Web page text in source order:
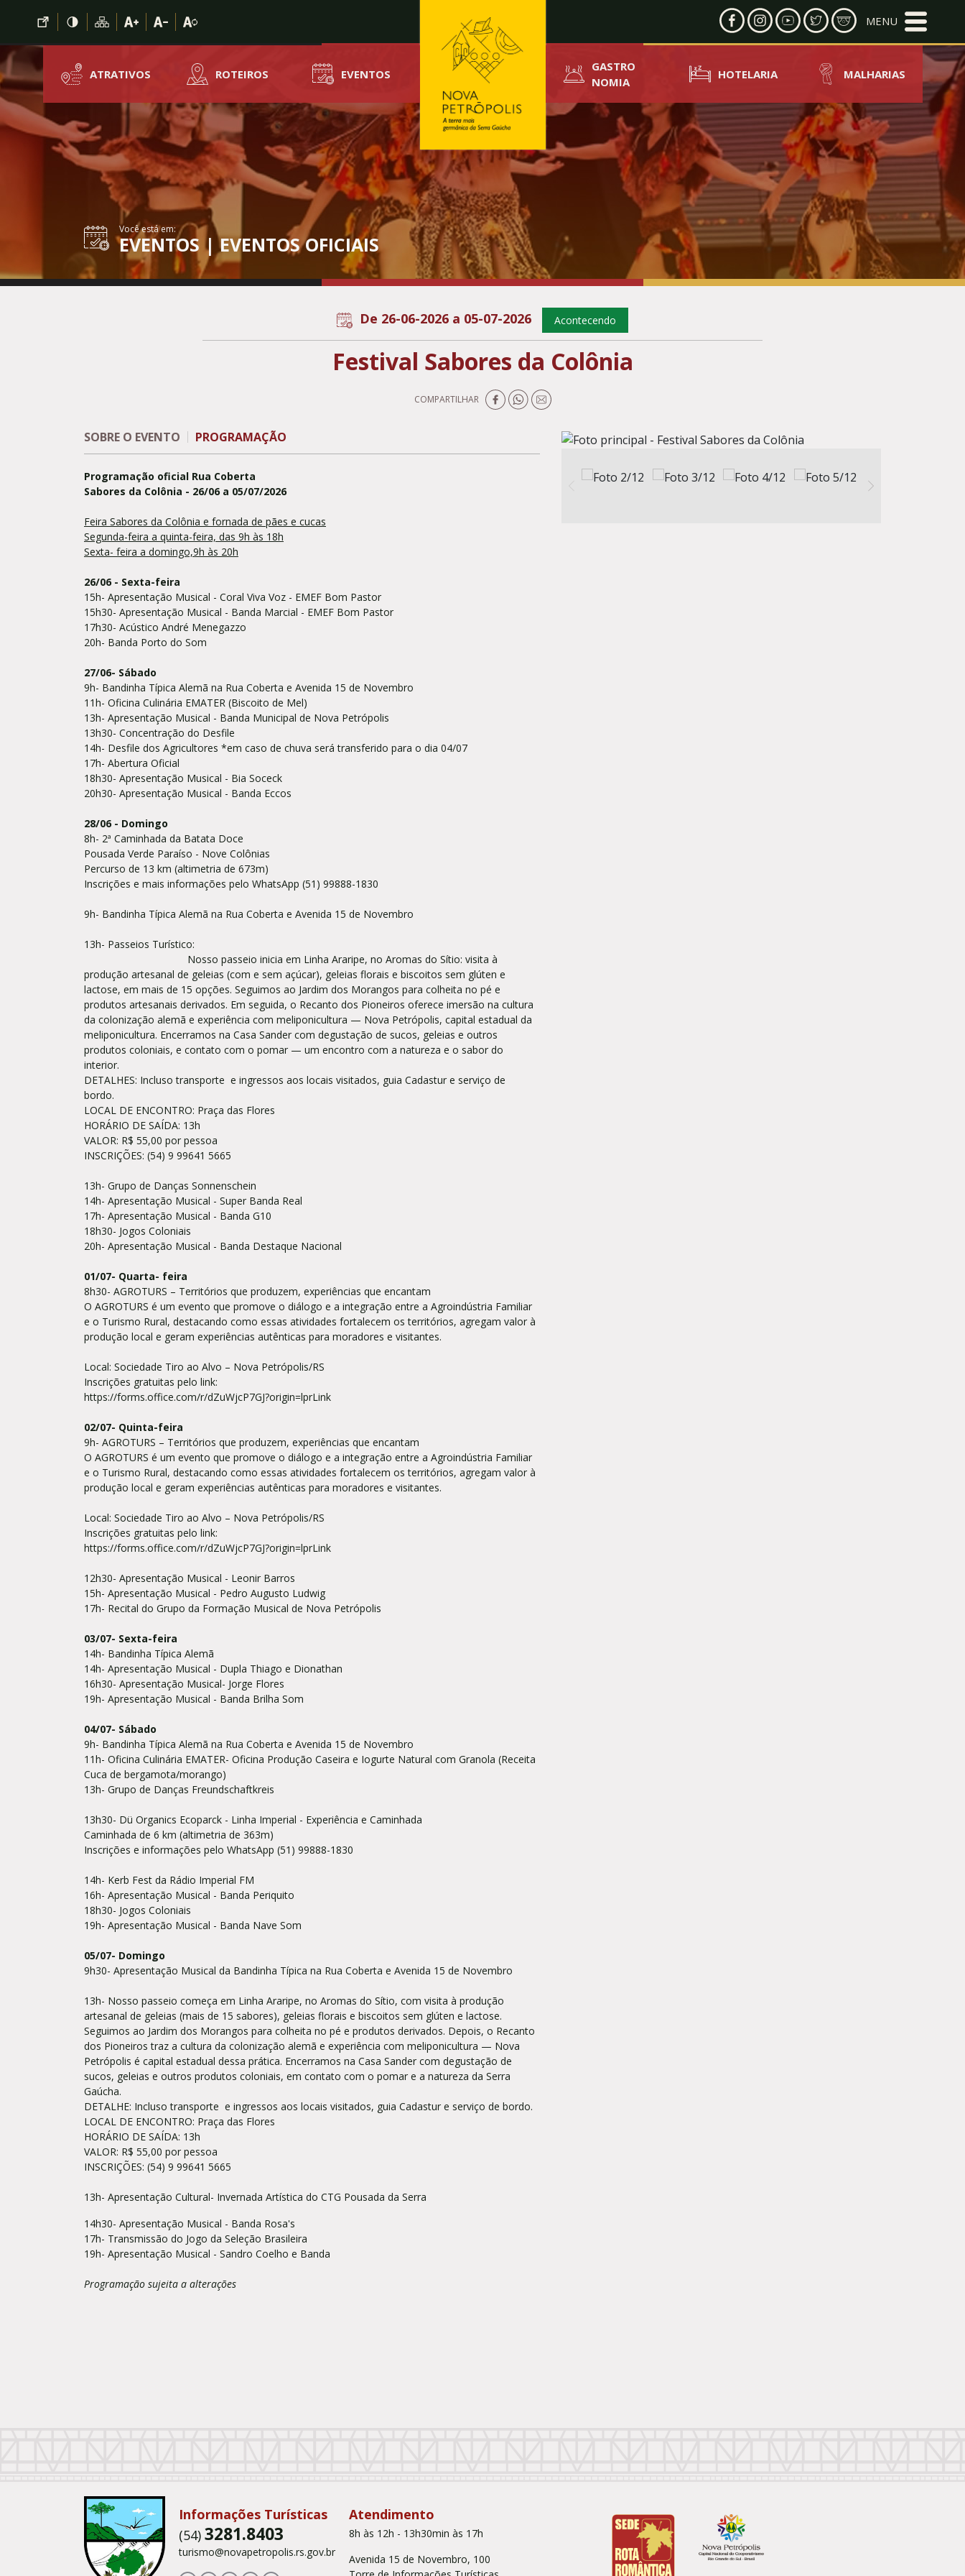
Ir para conteúdo principal
Conteúdo Menu
ATRATIVOS ROTEIROS EVENTOS
GASTRO
NOMIA
HOTELARIA MALHARIAS
Conteúdo Principal
Você está em:
EVENTOS | EVENTOS OFICIAIS
De 26-06-2026 a 05-07-2026 Acontecendo
Festival Sabores da Colônia
COMPARTILHAR
SOBRE O EVENTO PROGRAMAÇÃO
Programação oficial Rua Coberta
Sabores da Colônia - 26/06 a 05/07/2026
Feira Sabores da Colônia e fornada de pães e cucas
Segunda-feira a quinta-feira, das 9h às 18h
Sexta- feira a domingo,9h às 20h
26/06 - Sexta-feira
15h- Apresentação Musical - Coral Viva Voz - EMEF Bom Pastor
15h30- Apresentação Musical - Banda Marcial - EMEF Bom Pastor
17h30- Acústico André Menegazzo
20h- Banda Porto do Som
27/06- Sábado
9h- Bandinha Típica Alemã na Rua Coberta e Avenida 15 de Novembro
11h- Oficina Culinária EMATER (Biscoito de Mel)
13h- Apresentação Musical - Banda Municipal de Nova Petrópolis
13h30- Concentração do Desfile
14h- Desfile dos Agricultores *em caso de chuva será transferido para o dia 04/07
17h- Abertura Oficial
18h30- Apresentação Musical - Bia Soceck
20h30- Apresentação Musical - Banda Eccos
28/06 - Domingo
8h- 2ª Caminhada da Batata Doce
Pousada Verde Paraíso - Nove Colônias
Percurso de 13 km (altimetria de 673m)
Inscrições e mais informações pelo WhatsApp (51) 99888-1830
9h- Bandinha Típica Alemã na Rua Coberta e Avenida 15 de Novembro
13h- Passeios Turístico:
Nosso passeio inicia em Linha Araripe, no Aromas do Sítio: visita à
produção artesanal de geleias (com e sem açúcar), geleias florais e biscoitos sem glúten e
lactose, em mais de 15 opções. Seguimos ao Jardim dos Morangos para colheita no pé e
produtos artesanais derivados. Em seguida, o Recanto dos Pioneiros oferece imersão na cultura
da colonização alemã e experiência com meliponicultura — Nova Petrópolis, capital estadual da
meliponicultura. Encerramos na Casa Sander com degustação de sucos, geleias e outros
produtos coloniais, e contato com o pomar — um encontro com a natureza e o sabor do
interior.
DETALHES: Incluso transporte e ingressos aos locais visitados, guia Cadastur e serviço de
bordo.
LOCAL DE ENCONTRO: Praça das Flores
HORÁRIO DE SAÍDA: 13h
VALOR: R$ 55,00 por pessoa
INSCRIÇÕES: (54) 9 99641 5665
13h- Grupo de Danças Sonnenschein
14h- Apresentação Musical - Super Banda Real
17h- Apresentação Musical - Banda G10
18h30- Jogos Coloniais
20h- Apresentação Musical - Banda Destaque Nacional
01/07- Quarta- feira
8h30- AGROTURS – Territórios que produzem, experiências que encantam
O AGROTURS é um evento que promove o diálogo e a integração entre a Agroindústria Familiar
e o Turismo Rural, destacando como essas atividades fortalecem os territórios, agregam valor à
produção local e geram experiências autênticas para moradores e visitantes.
Local: Sociedade Tiro ao Alvo – Nova Petrópolis/RS
Inscrições gratuitas pelo link:
https://forms.office.com/r/dZuWjcP7GJ?origin=lprLink
02/07- Quinta-feira
9h- AGROTURS – Territórios que produzem, experiências que encantam
O AGROTURS é um evento que promove o diálogo e a integração entre a Agroindústria Familiar
e o Turismo Rural, destacando como essas atividades fortalecem os territórios, agregam valor à
produção local e geram experiências autênticas para moradores e visitantes.
Local: Sociedade Tiro ao Alvo – Nova Petrópolis/RS
Inscrições gratuitas pelo link:
https://forms.office.com/r/dZuWjcP7GJ?origin=lprLink
12h30- Apresentação Musical - Leonir Barros
15h- Apresentação Musical - Pedro Augusto Ludwig
17h- Recital do Grupo da Formação Musical de Nova Petrópolis
03/07- Sexta-feira
14h- Bandinha Típica Alemã
14h- Apresentação Musical - Dupla Thiago e Dionathan
16h30- Apresentação Musical- Jorge Flores
19h- Apresentação Musical - Banda Brilha Som
04/07- Sábado
9h- Bandinha Típica Alemã na Rua Coberta e Avenida 15 de Novembro
11h- Oficina Culinária EMATER- Oficina Produção Caseira e Iogurte Natural com Granola (Receita
Cuca de bergamota/morango)
13h- Grupo de Danças Freundschaftkreis
13h30- Dü Organics Ecoparck - Linha Imperial - Experiência e Caminhada
Caminhada de 6 km (altimetria de 363m)
Inscrições e informações pelo WhatsApp (51) 99888-1830
14h- Kerb Fest da Rádio Imperial FM
16h- Apresentação Musical - Banda Periquito
18h30- Jogos Coloniais
19h- Apresentação Musical - Banda Nave Som
05/07- Domingo
9h30- Apresentação Musical da Bandinha Típica na Rua Coberta e Avenida 15 de Novembro
13h- Nosso passeio começa em Linha Araripe, no Aromas do Sítio, com visita à produção
artesanal de geleias (mais de 15 sabores), geleias florais e biscoitos sem glúten e lactose.
Seguimos ao Jardim dos Morangos para colheita no pé e produtos derivados. Depois, o Recanto
dos Pioneiros traz a cultura da colonização alemã e experiência com meliponicultura — Nova
Petrópolis é capital estadual dessa prática. Encerramos na Casa Sander com degustação de
sucos, geleias e outros produtos coloniais, em contato com o pomar e a natureza da Serra
Gaúcha.
DETALHE: Incluso transporte e ingressos aos locais visitados, guia Cadastur e serviço de bordo.
LOCAL DE ENCONTRO: Praça das Flores
HORÁRIO DE SAÍDA: 13h
VALOR: R$ 55,00 por pessoa
INSCRIÇÕES: (54) 9 99641 5665
13h- Apresentação Cultural- Invernada Artística do CTG Pousada da Serra
14h30- Apresentação Musical - Banda Rosa's
17h- Transmissão do Jogo da Seleção Brasileira
19h- Apresentação Musical - Sandro Coelho e Banda
Programação sujeita a alterações
Informações Turísticas
(54)3281.8403
turismo@novapetropolis.rs.gov.br
Atendimento
8h às 12h - 13h30min às 17h
Avenida 15 de Novembro, 100